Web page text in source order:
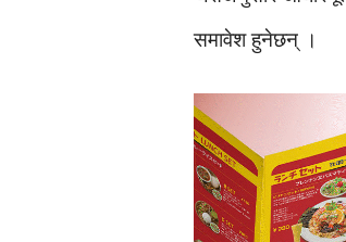
समावेश हुनेछन् ।